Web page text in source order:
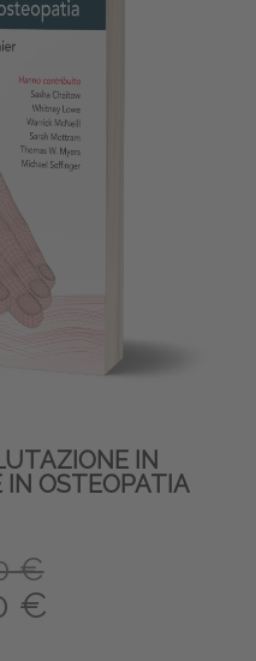
IN
OSTEOPATIA
€
€